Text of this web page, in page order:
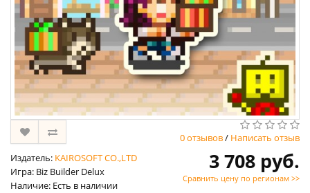
0 отзывов/ Написать отзыв
Издатель: KAIROSOFT CO.,LTD
Игра: Biz Builder Delux
Наличие: Есть в наличии
3 708 руб.
Сравнить цену по регионам >>